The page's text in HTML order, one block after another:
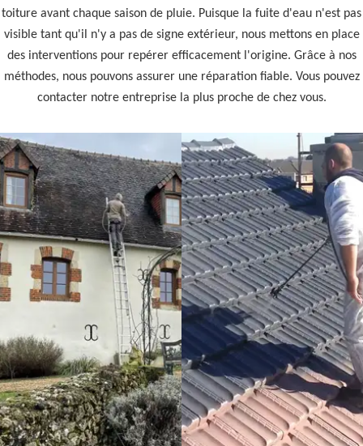
toiture avant chaque saison de pluie. Puisque la fuite d'eau n'est pas
visible tant qu'il n'y a pas de signe extérieur, nous mettons en place
des interventions pour repérer efficacement l'origine. Grâce à nos
méthodes, nous pouvons assurer une réparation fiable. Vous pouvez
contacter notre entreprise la plus proche de chez vous.